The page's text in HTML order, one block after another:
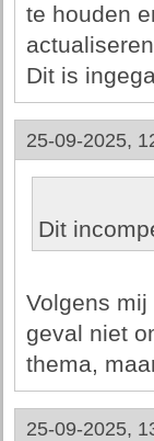
te houden
Dit is
25-09-2025,
Dit
Volgens
geval niet
thema,
25-09-2025,